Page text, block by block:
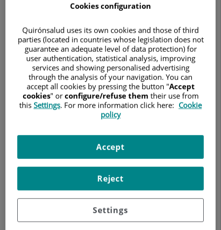
14 de abril de 2025
HOSPITAL QUIRÓNSALUD CLIDEBA OFTALMOLOGÍA
El doctor Fernández Perianes, oftalmólogo en el Hospital
Quirónsalud Clideba, recuerda que el uso de pantallas
móviles impide el correcto desarrollo del aparato visual
El uso de dispositivos móviles entre los
en aspectos relacionados con su salud, sueño, sociabilización
y desarrollo. Entre todos estos efectos adversos, la salud
visual es uno de los que más preocupa debido al notable
aumento de menores con defectos de refracción como la
miopía.
"Estamos viendo un incremento importante, casi hasta el
doble, del número demenores de edad con miopía",
Cookies configuration
Quirónsalud uses its own cookies and those of third
parties (located in countries whose legislation does not
guarantee an adequate level of data protection) for
user authentication, statistical analysis, improving
services and showing personalised advertising
through the analysis of your navigation. You can
accept all cookies by pressing the button "Accept
cookies" or configure/refuse them their use from
this Settings. For more information click here: Cookie
policy
Settings
Reject
Accept